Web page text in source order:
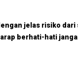
jelas risiko dari
berhati-hati